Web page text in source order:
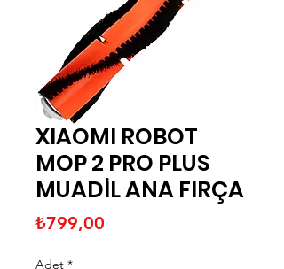
XIAOMI ROBOT
MOP 2 PRO PLUS
MUADİL ANA FIRÇA
₺799,00
Adet *